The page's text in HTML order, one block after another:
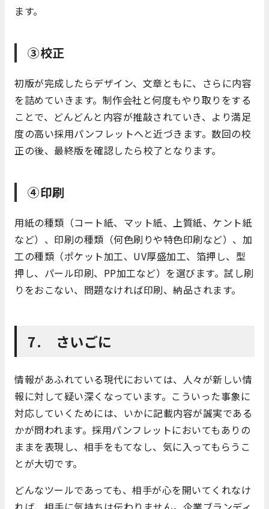
ます。
③校正
初版が完成したらデザイン、文章ともに、さらに内容
を詰めていきます。制作会社と何度もやり取りをする
ことで、どんどんと内容が推敲されていき、より満足
度の高い採用パンフレットへと近づきます。数回の校
正の後、最終版を確認したら校了となります。
④印刷
用紙の種類（コート紙、マット紙、上質紙、ケント紙
など）、印刷の種類（何色刷りや特色印刷など）、加
工の種類（ポケット加工、UV厚盛加工、箔押し、型
押し、パール印刷、PP加工など）を選びます。試し刷
りをおこない、問題なければ印刷、納品されます。
7. さいごに
情報があふれている現代においては、人々が新しい情
報に対して疑い深くなっています。こういった事象に
対応していくためには、いかに記載内容が誠実である
かが問われます。採用パンフレットにおいてもありの
ままを表現し、相手をもてなし、気に入ってもらうこ
とが大切です。
どんなツールであっても、相手が心を開いてくれなけ